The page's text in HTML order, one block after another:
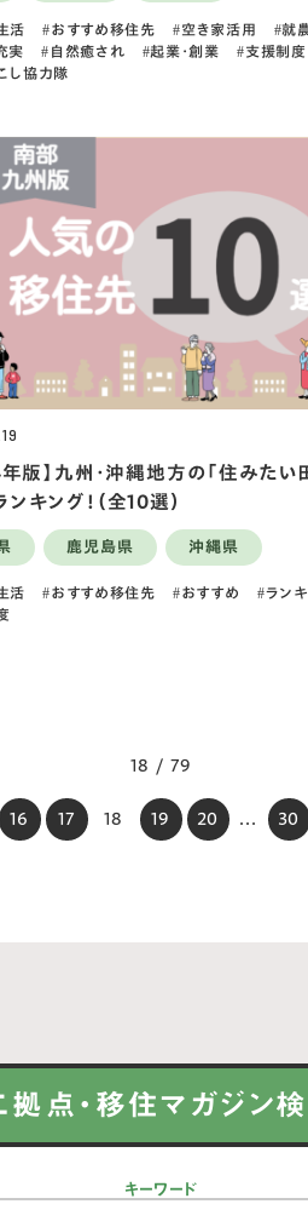
活 おすすめ移住先 空き家活用
就
実
自然癒され 起業・創業
支援制度
し協力隊
版】九州・沖縄地方の「住みたい
ンキング！（全10選）
鹿児島県 沖縄県
活 おすすめ移住先 おすすめ
ラン
18 / 79
16 17 18 19 20 ... 30
拠点・移住マガジン
キーワード